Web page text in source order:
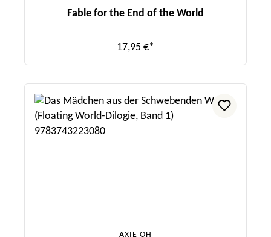
Fable for the End of the World
17,95 €*
AXIE OH